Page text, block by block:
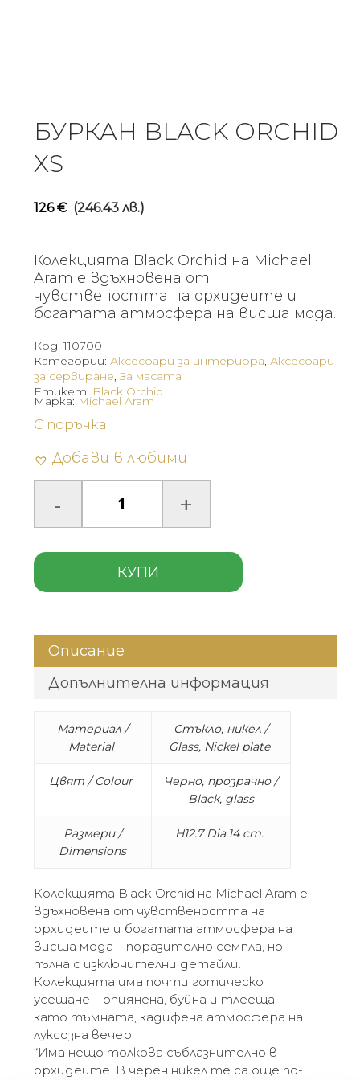
БУРКАН BLACK ORCHID
XS
126€ (246.43 лв.)
Колекцията Black Orchid на Michael
Aram е вдъхновена от
чувствеността на орхидеите и
богатата атмосфера на висша мода.
Код:110700
Категории: Аксесоари за интериора, Аксесоари
за сервиране,За масата
Етикет: Black Orchid
С поръчка
Добави в любими
КУПИ
Марка: Michael Aram
Описание
Допълнителна информация
Материал /
Material
Стъкло, никел /
Glass, Nickel plate
Цвят / Colour
Черно, прозрачно /
Black, glass
Размери /
Dimensions
H12.7 Dia.14 cm.
Колекцията Black Orchid на Michael Aram е
вдъхновена от чувствеността на
орхидеите и богатата атмосфера на
висша мода – поразително семпла, но
пълна с изключителни детайли.
Колекцията има почти готическо
усещане – опиянена, буйна и тлееща –
като тъмната, кадифена атмосфера на
луксозна вечер.
“Има нещо толкова съблазнително в
орхидеите. В черен никел те са още по-